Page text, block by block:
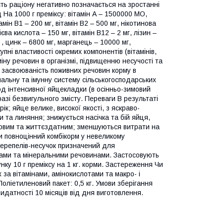
раціону негативно позначається на зростанні
1000 г преміксу: вітамін А – 1500000 МО,
В1 – 200 мг, вітамін В2 – 500 мг, нікотинова
кислота – 150 мг, вітамін В12 – 2 мг, лізин –
цинк – 6800 мг, марганець – 10000 мг,
властивості окремих компонентів (вітамінів,
речовин в організмі, підвищенню несучості та
засвоюваність поживних речовин корму в
та імунну систему сільськогосподарських
інтенсивної яйцекладки (в осінньо-зимовий
безвигульного змісту. Переваги В результаті
яйце велике, високої якості, з яскраво-
линяння; знижується насічка та бій яйця,
та життєздатним; зменшуються витрати на
повноцінний комбікорм у невеликому
несучок призначений для
та мінеральними речовинами. Застосовують
10 г преміксу на 1 кг. корми. Застереження Чи
вітамінами, амінокислотами та макро- і
пакет: 0,5 кг. Умови зберігання
10 місяців від дня виготовлення.